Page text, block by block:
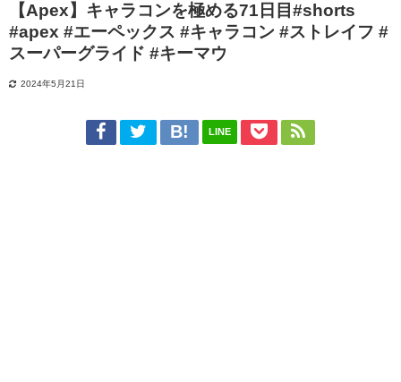
【Apex】キャラコンを極める71日目#shorts
#apex #エーペックス #キャラコン #ストレイフ #
スーパーグライド #キーマウ
2024年5月21日
LINE